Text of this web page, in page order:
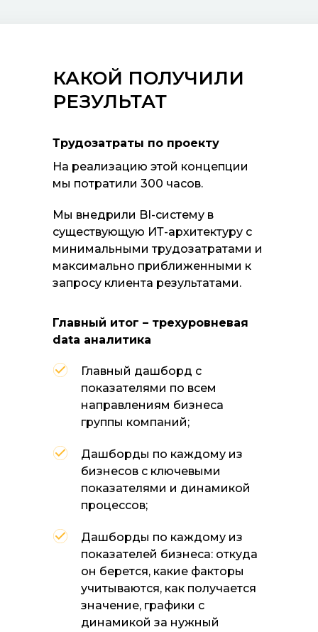
Дашборды по каждому из
показателей бизнеса: откуда
он берется, какие факторы
учитываются, как получается
значение, графики с
динамикой за нужный
Дашборды по каждому из
бизнесов с ключевыми
показателями и динамикой
процессов;
Главный дашборд с
показателями по всем
направлениям бизнеса
группы компаний;
КАКОЙ ПОЛУЧИЛИ
РЕЗУЛЬТАТ
Трудозатраты по проекту
На реализацию этой концепции
мы потратили 300 часов.
Мы внедрили BI-систему в
существующую ИТ-архитектуру с
минимальными трудозатратами и
максимально приближенными к
запросу клиента результатами.
Главный итог – трехуровневая
data аналитика